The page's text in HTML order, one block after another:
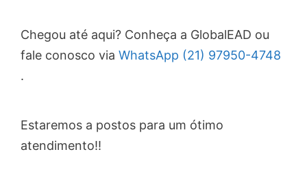
Chegou até aqui? Conheça a GlobalEAD ou
fale conosco via WhatsApp (21) 97950-4748
.
Estaremos a postos para um ótimo
atendimento!!